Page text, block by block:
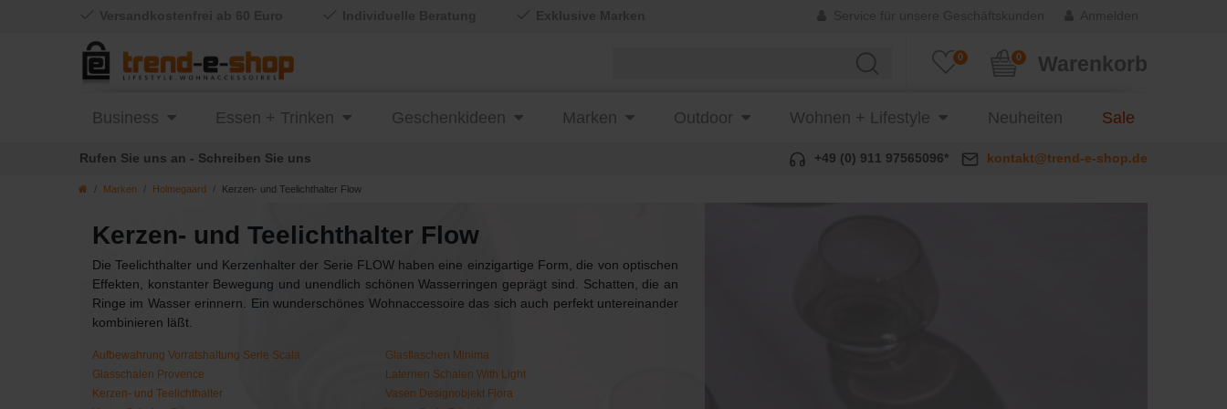
Marken Holmegaard Kerzen- und Teelichthalter Flow
0 Warenkorb
0
Business Essen + Trinken Geschenkideen Marken Outdoor Wohnen + Lifestyle Neuheiten Sale
Rufen Sie uns an - Schreiben Sie uns +49 (0) 911 97565096* kontakt@trend-e-shop.de
Kerzen- und Teelichthalter Flow
Die Teelichthalter und Kerzenhalter der Serie FLOW haben eine einzigartige Form, die von optischen
Effekten, konstanter Bewegung und unendlich schönen Wasserringen geprägt sind. Schatten, die an
Ringe im Wasser erinnern. Ein wunderschönes Wohnaccessoire das sich auch perfekt untereinander
kombinieren läßt.
Aufbewahrung Vorratshaltung Serie Scala
Glasflaschen Minima
Glasschalen Provence
Laternen Schalen With Light
Kerzen- und Teelichthalter
Vasen Designobjekt Flora